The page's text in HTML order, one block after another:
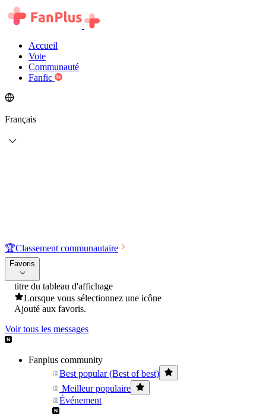
Accueil
Vote
Communauté
Fanfic
Français
🏆Classement communautaire
Favoris
titre du tableau d'affichage
Lorsque vous sélectionnez une icône
Ajouté aux favoris.
Voir tous les messages
Fanplus community
Best popular (Best of best)
Meilleur populaire
Événement